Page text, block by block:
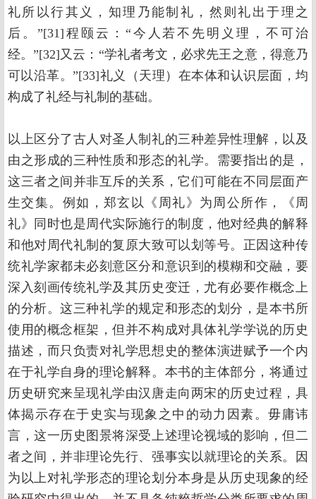
礼所以行其义，知理乃能制礼，然则礼出于理之
后。”[31]程颐云：“今人若不先明义理，不可治
经。”[32]又云：“学礼者考文，必求先王之意，得意乃
可以沿革。”[33]礼义（天理）在本体和认识层面，均
构成了礼经与礼制的基础。
以上区分了古人对圣人制礼的三种差异性理解，以及
由之形成的三种性质和形态的礼学。需要指出的是，
这三者之间并非互斥的关系，它们可能在不同层面产
生交集。例如，郑玄以《周礼》为周公所作，《周
礼》同时也是周代实际施行的制度，他对经典的解释
和他对周代礼制的复原大致可以划等号。正因这种传
统礼学家都未必刻意区分和意识到的模糊和交融，要
深入刻画传统礼学及其历史变迁，尤有必要作概念上
的分析。这三种礼学的规定和形态的划分，是本书所
使用的概念框架，但并不构成对具体礼学学说的历史
描述，而只负责对礼学思想史的整体演进赋予一个内
在于礼学自身的理论解释。本书的主体部分，将通过
历史研究来呈现礼学由汉唐走向两宋的历史过程，具
体揭示存在于史实与现象之中的动力因素。毋庸讳
言，这一历史图景将深受上述理论视域的影响，但二
者之间，并非理论先行、强事实以就理论的关系。因
为以上对礼学形态的理论划分本身是从历史现象的经